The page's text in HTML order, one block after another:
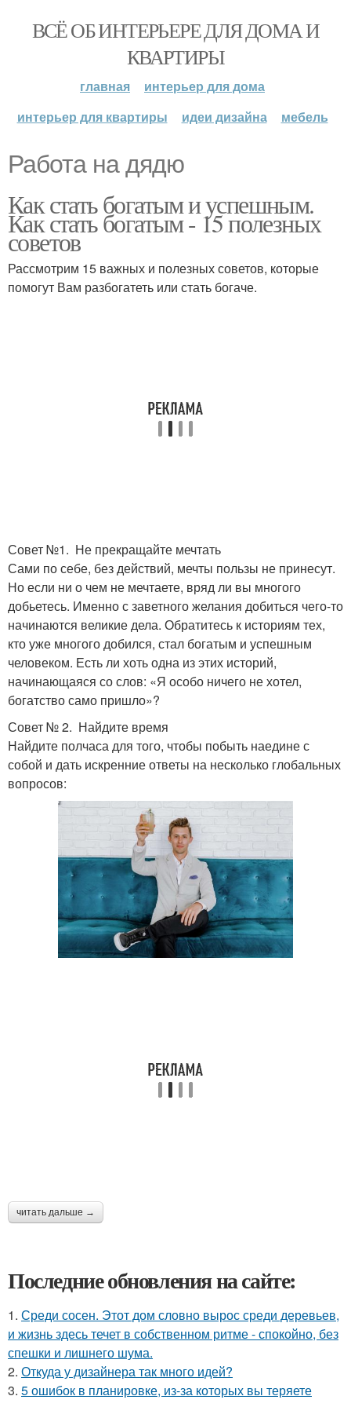
ВСЁ ОБ ИНТЕРЬЕРЕ ДЛЯ ДОМА И
КВАРТИРЫ
главная
интерьер для дома
интерьер для квартиры
идеи дизайна мебель
Работа на дядю
Как стать богатым и успешным.
Как стать богатым - 15 полезных
советов
Рассмотрим 15 важных и полезных советов, которые
помогут Вам разбогатеть или стать богаче.
Совет №1. Не прекращайте мечтать
Сами по себе, без действий, мечты пользы не принесут.
Но если ни о чем не мечтаете, вряд ли вы многого
добьетесь. Именно с заветного желания добиться чего-то
начинаются великие дела. Обратитесь к историям тех,
кто уже многого добился, стал богатым и успешным
человеком. Есть ли хоть одна из этих историй,
начинающаяся со слов: «Я особо ничего не хотел,
богатство само пришло»?
Совет № 2. Найдите время
Найдите полчаса для того, чтобы побыть наедине с
собой и дать искренние ответы на несколько глобальных
вопросов:
читать дальше →
Последние обновления на сайте:
1. Среди сосен. Этот дом словно вырос среди деревьев,
и жизнь здесь течет в собственном ритме - спокойно, без
спешки и лишнего шума.
2. Откуда у дизайнера так много идей?
3. 5 ошибок в планировке, из-за которых вы теряете